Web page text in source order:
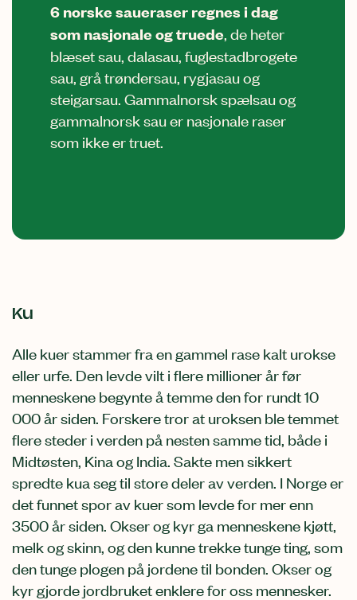
6 norske saueraser regnes i dag
som nasjonale og truede, de heter
blæset sau, dalasau, fuglestadbrogete
sau, grå trøndersau, rygjasau og
steigarsau. Gammalnorsk spælsau og
gammalnorsk sau er nasjonale raser
som ikke er truet.
Ku
Alle kuer stammer fra en gammel rase kalt urokse
eller urfe. Den levde vilt i flere millioner år før
menneskene begynte å temme den for rundt 10
000 år siden. Forskere tror at uroksen ble temmet
flere steder i verden på nesten samme tid, både i
Midtøsten, Kina og India. Sakte men sikkert
spredte kua seg til store deler av verden. I Norge er
det funnet spor av kuer som levde for mer enn
3500 år siden. Okser og kyr ga menneskene kjøtt,
melk og skinn, og den kunne trekke tunge ting, som
den tunge plogen på jordene til bonden. Okser og
kyr gjorde jordbruket enklere for oss mennesker.